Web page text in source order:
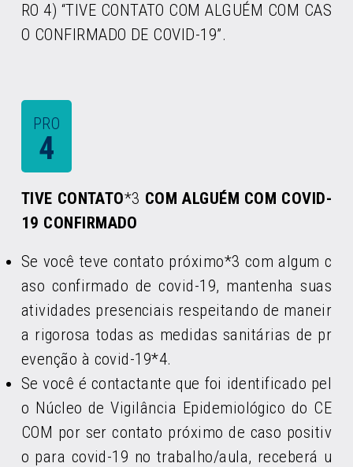
RO 4) “TIVE CONTATO COM ALGUÉM COM CAS
O CONFIRMADO DE COVID-19”.
PRO
4
TIVE CONTATO*3 COM ALGUÉM COM COVID-
19 CONFIRMADO
Se você teve contato próximo*3 com algum c
aso confirmado de covid-19, mantenha suas
atividades presenciais respeitando de maneir
a rigorosa todas as medidas sanitárias de pr
evenção à covid-19*4.
Se você é contactante que foi identificado pel
o Núcleo de Vigilância Epidemiológico do CE
COM por ser contato próximo de caso positiv
o para covid-19 no trabalho/aula, receberá u